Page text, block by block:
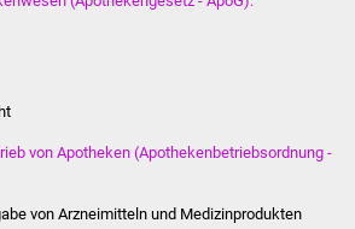
Suenergie
NETZMonitor
von Apotheken (Apothekenbetriebsordnung -
von Arzneimitteln und Medizinprodukten